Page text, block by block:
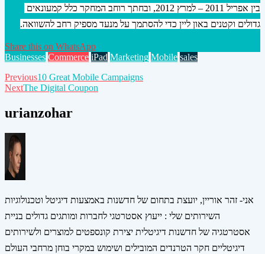
בין אפריל 2011 – למרץ 2012, ובחתך רוחב המחקר כלל קמעונאים
גדולים וקטנים באון ליין כדי להסתמך על מנעד מספיק רחב להשוואה.
Share this on WhatsApp
Businesses Commerce iPad Marketing Mobile sales
Post
navigation
Previous10 Great Mobile Campaigns
NextThe Digital Coupon
urianzohar
אני- זהר אוריין, יועצת בתחום של חדשנות באמצעות דיגיטל וטכנולוגיות
השירותים שלי : ייעוץ אסטרטגי לחברות ומותגים גדולים בניית
אסטרטגיה של חדשנות דיגיטלית יצירת קונספטים למוצרים ולשירותים
דיגיטליים חקר הטרנדים המובילים ושימוש במקרי בוחן מרחבי העולם